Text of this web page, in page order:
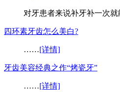
对牙患者来说补牙补一次
四环素牙齿怎么美白?
……[详情]
牙齿美容经典之作“烤瓷牙”
……[详情]